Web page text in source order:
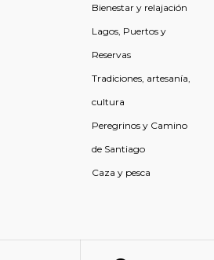
Bienestar y relajación
Lagos, Puertos y
Reservas
Tradiciones, artesanía,
cultura
Peregrinos y Camino
de Santiago
Caza y pesca